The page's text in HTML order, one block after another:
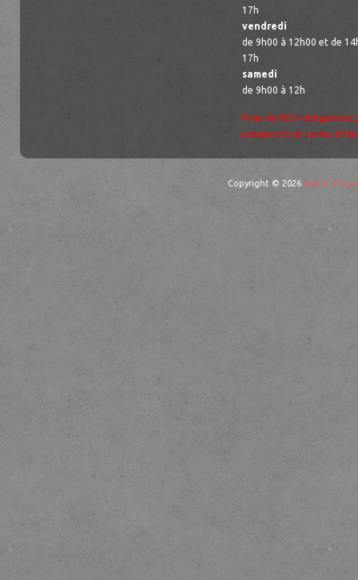
17h
vendredi
de 9h00 à 12h00 et de
17h
samedi
de 9h00 à 12h
Prise de RDV obligatoire
passeports et cartes
Copyright © 2026 mairie